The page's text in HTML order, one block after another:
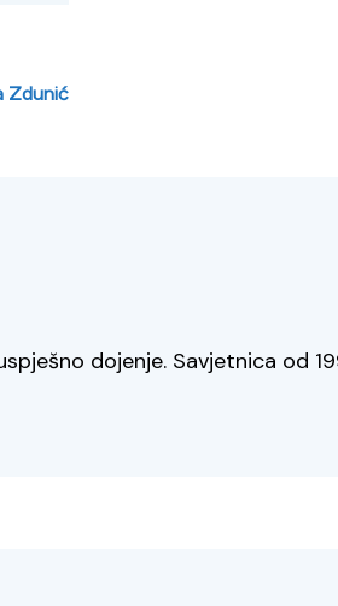
Zdunić
dojenje. Savjetnica od